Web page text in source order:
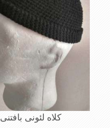
کلاه لئونی بافتنی